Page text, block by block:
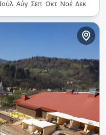
παγωτό και τοπικά
για περιπέτεια και
υπαίθριο
Ιούλ Αύγ Σεπ Οκτ Νοέ Δεκ